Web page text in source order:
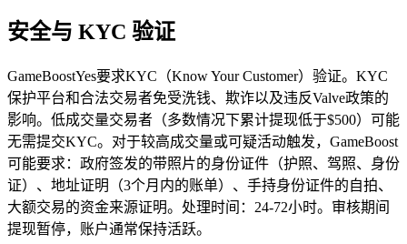
安全与 KYC 验证
GameBoostYes要求KYC（Know Your Customer）验证。KYC
保护平台和合法交易者免受洗钱、欺诈以及违反Valve政策的
影响。低成交量交易者（多数情况下累计提现低于$500）可能
无需提交KYC。对于较高成交量或可疑活动触发，GameBoost
可能要求：政府签发的带照片的身份证件（护照、驾照、身份
证）、地址证明（3个月内的账单）、手持身份证件的自拍、
大额交易的资金来源证明。处理时间：24-72小时。审核期间
提现暂停，账户通常保持活跃。